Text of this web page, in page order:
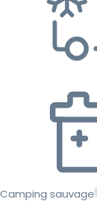
Camping sauvage